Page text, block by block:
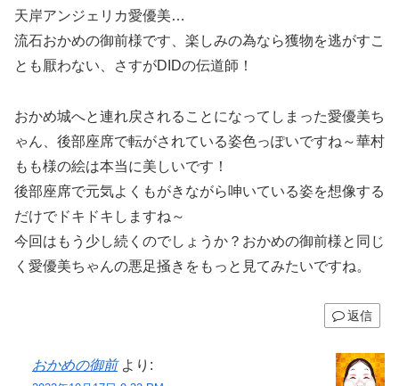
天岸アンジェリカ愛優美…
流石おかめの御前様です、楽しみの為なら獲物を逃がすこ
とも厭わない、さすがDIDの伝道師！
おかめ城へと連れ戻されることになってしまった愛優美ち
ゃん、後部座席で転がされている姿色っぽいですね～華村
もも様の絵は本当に美しいです！
後部座席で元気よくもがきながら呻いている姿を想像する
だけでドキドキしますね～
今回はもう少し続くのでしょうか？おかめの御前様と同じ
く愛優美ちゃんの悪足掻きをもっと見てみたいですね。
返信
おかめの御前 より: